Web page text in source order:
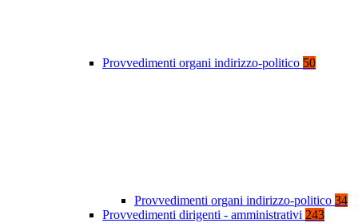
Provvedimenti organi indirizzo-politico 50
Provvedimenti organi indirizzo-politico 34
Provvedimenti dirigenti - amministrativi 243